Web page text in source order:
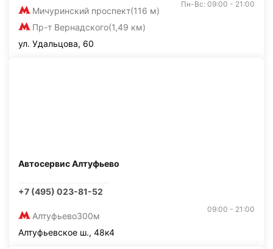
Мичуринский проспект(116 м)
Пр-т Вернадского(1,49 км)
Пн-Вс: 09:00 - 21:00
ул. Удальцова, 60
Автосервис Алтуфьево
+7 (495) 023-81-52
Алтуфьево300м
09:00 - 21:00
Алтуфьевское ш., 48к4